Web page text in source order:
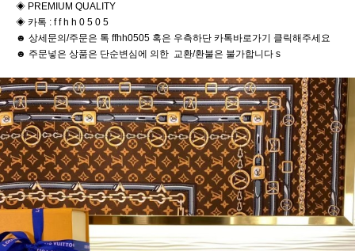
◈ PREMIUM QUALITY
◈ 카톡 : f f h h 0 5 0 5
☻ 상세문의/주문은 톡 ffhh0505 혹은 우측하단 카톡바로가기 클릭해주세요
☻ 주문넣은 상품은 단순변심에 의한 교환/환불은 불가합니다 s